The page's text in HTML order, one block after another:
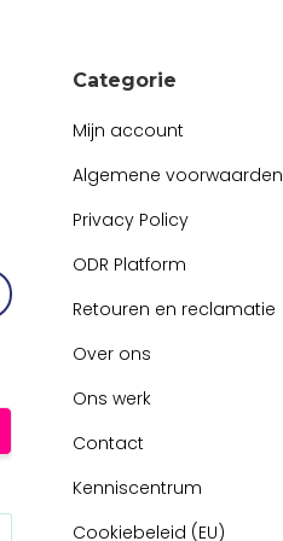
Categorie
Mijn account
Algemene voorwaarden
Privacy Policy
ODR Platform
Retouren en reclamatie
Over ons
Ons werk
Contact
Kenniscentrum
Cookiebeleid (EU)